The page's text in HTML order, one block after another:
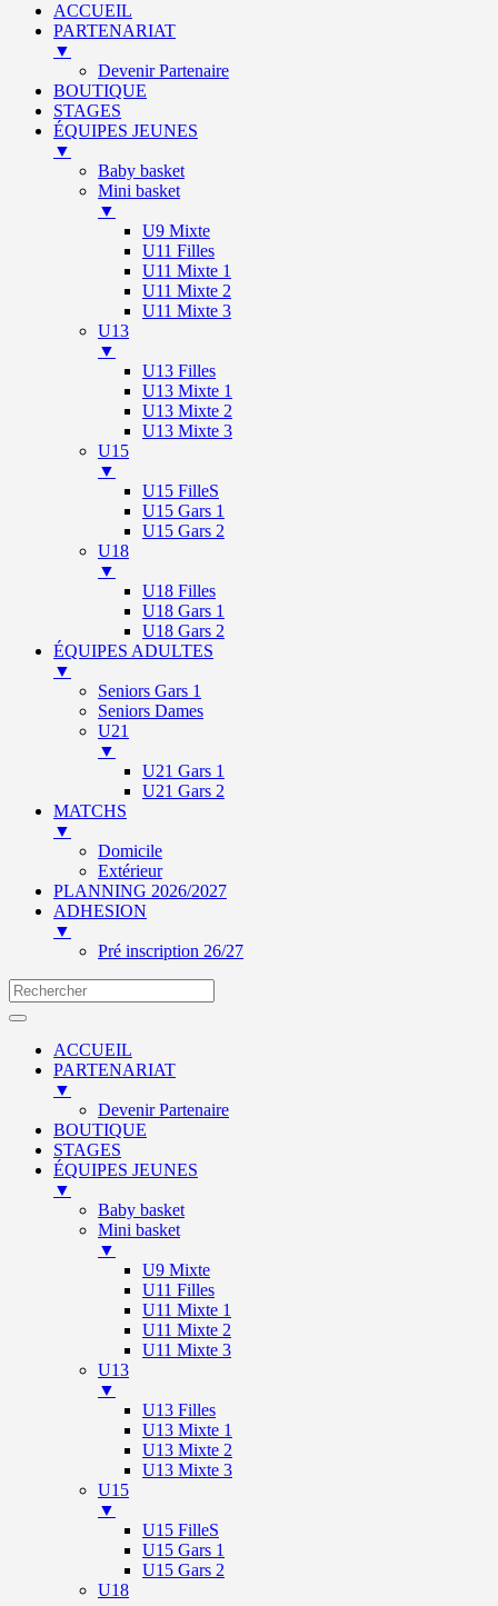
ACCUEIL
PARTENARIAT
▼
Devenir Partenaire
BOUTIQUE
STAGES
ÉQUIPES JEUNES
▼
Baby basket
Mini basket
▼
U9 Mixte
U11 Filles
U11 Mixte 1
U11 Mixte 2
U11 Mixte 3
U13
▼
U13 Filles
U13 Mixte 1
U13 Mixte 2
U13 Mixte 3
U15
▼
U15 FilleS
U15 Gars 1
U15 Gars 2
U18
▼
U18 Filles
U18 Gars 1
U18 Gars 2
ÉQUIPES ADULTES
▼
Seniors Gars 1
Seniors Dames
U21
▼
U21 Gars 1
U21 Gars 2
MATCHS
▼
Domicile
Extérieur
PLANNING 2026/2027
ADHESION
▼
Pré inscription 26/27
ACCUEIL
PARTENARIAT
▼
Devenir Partenaire
BOUTIQUE
STAGES
ÉQUIPES JEUNES
▼
Baby basket
Mini basket
▼
U9 Mixte
U11 Filles
U11 Mixte 1
U11 Mixte 2
U11 Mixte 3
U13
▼
U13 Filles
U13 Mixte 1
U13 Mixte 2
U13 Mixte 3
U15
▼
U15 FilleS
U15 Gars 1
U15 Gars 2
U18